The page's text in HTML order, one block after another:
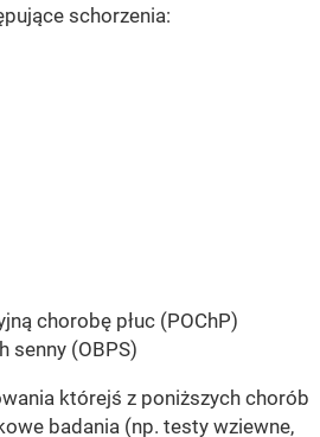
schorzenia:
chorobę płuc (POChP)
senny (OBPS)
którejś z poniższych chorób
badania (np. testy wziewne,